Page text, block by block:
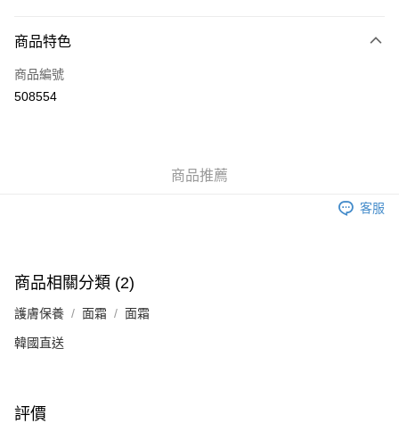
信用卡
Apple Pay
相關說明
銀行匯款 請將存款存到以下銀行帳戶，並於存款單據寫上訂單編號後電郵至
eshop@colourmix-cosmetics.com** **我們不會處理沒有提供存款單據的訂
送貨方式
付款後順豐自助櫃取貨
付款後順豐站及營業點取貨
商品特色
商品編號
508554
商品推薦
客服
商品相關分類 (2)
護膚保養 面霜 面霜
韓國直送
評價